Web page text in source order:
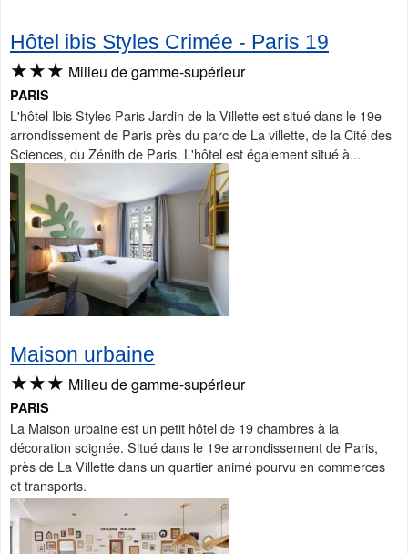
Hôtel ibis Styles Crimée - Paris 19
★★★ Milieu de gamme-supérieur
PARIS
L'hôtel Ibis Styles Paris Jardin de la Villette est situé dans le 19e
arrondissement de Paris près du parc de La villette, de la Cité des
Sciences, du Zénith de Paris. L'hôtel est également situé à...
Maison urbaine
★★★ Milieu de gamme-supérieur
PARIS
La Maison urbaine est un petit hôtel de 19 chambres à la
décoration soignée. Situé dans le 19e arrondissement de Paris,
près de La Villette dans un quartier animé pourvu en commerces
et transports.